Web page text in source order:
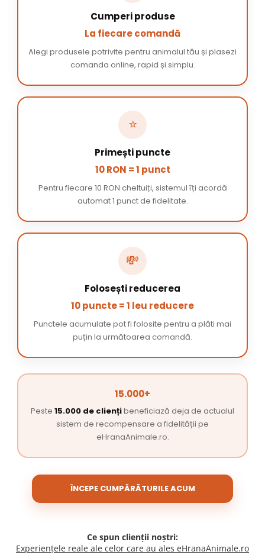
Cumperi produse
La fiecare comandă
Alegi produsele potrivite pentru animalul tău și plasezi
comanda online, rapid și simplu.
⭐
Primești puncte
10 RON = 1 punct
Pentru fiecare 10 RON cheltuiți, sistemul îți acordă
automat 1 punct de fidelitate.
💸
Folosești reducerea
10 puncte = 1 leu reducere
Punctele acumulate pot fi folosite pentru a plăti mai
puțin la următoarea comandă.
15.000+
Peste 15.000 de cliențibeneficiază deja de actualul
sistem de recompensare a fidelității pe
eHranaAnimale.ro.
ÎNCEPE CUMPĂRĂTURILE ACUM
Ce spun clienții noștri:
Experiențele reale ale celor care au ales eHranaAnimale.ro